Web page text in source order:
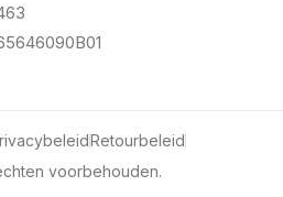
voorbehouden.
Retourbeleid